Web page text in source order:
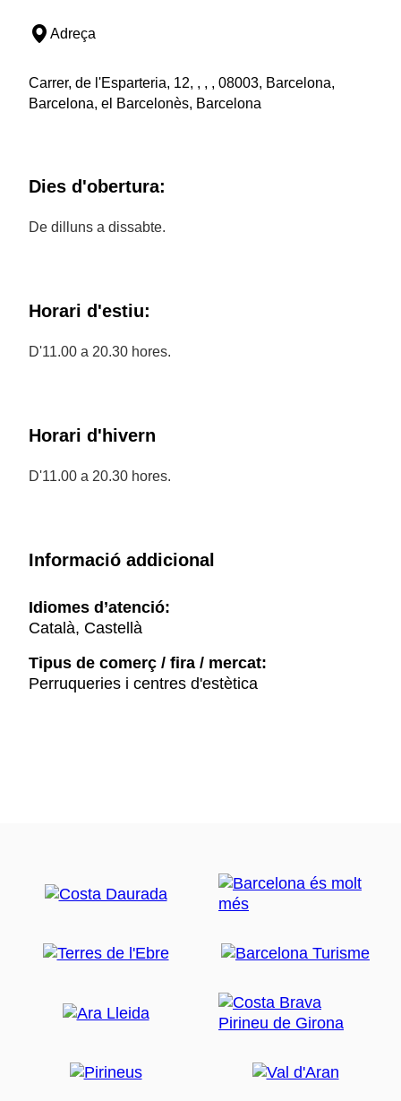
Adreça
Carrer, de l'Esparteria, 12, , , , 08003, Barcelona,
Barcelona, el Barcelonès, Barcelona
Dies d'obertura:
De dilluns a dissabte.
Horari d'estiu:
D'11.00 a 20.30 hores.
Horari d'hivern
D'11.00 a 20.30 hores.
Informació addicional
Idiomes d’atenció:
Català, Castellà
Tipus de comerç / fira / mercat:
Perruqueries i centres d'estètica